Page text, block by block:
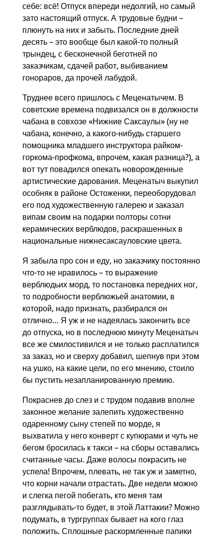
себе: всё! Отпуск впереди недолгий, но самый
зато настоящий отпуск. А трудовые будни –
плюнуть на них и забыть. Последние дней
десять – это вообще был какой-то полный
трындец, с бесконечной беготней по
заказчикам, сдачей работ, выбиванием
гонораров, да прочей лабудой.
Труднее всего пришлось с Меценатычем. В
советские времена подвизался он в должности
чабана в совхозе «Нижние Саксаулы» (ну не
чабана, конечно, а какого-нибудь старшего
помощника младшего инструктора райком-
горкома-профкома, впрочем, какая разница?), а
вот тут повадился опекать новорожденные
артистические дарования. Меценатыч выкупил
особняк в районе Остоженки, переоборудовал
его под художественную галерею и заказал
випам своим на подарки полторы сотни
керамических верблюдов, раскрашенных в
национальные нижнесаксауловские цвета.
Я забыла про сон и еду, но заказчику постоянно
что-то не нравилось – то выражение
верблюдьих морд, то постановка передних ног,
то подробности верблюжьей анатомии, в
которой, надо признать, разбирался он
отлично… Я уж и не надеялась закончить все
до отпуска, но в последнюю минуту Меценатыч
все же смилостивился и не только расплатился
за заказ, но и сверху добавил, шепнув при этом
на ушко, на какие цели, по его мнению, стоило
бы пустить незапланированную премию.
Покраснев до слез и с трудом подавив вполне
законное желание залепить художественно
одаренному сыну степей по морде, я
выхватила у него конверт с купюрами и чуть не
бегом бросилась к такси – на сборы оставались
считанные часы. Даже волосы покрасить не
успела! Впрочем, плевать, не так уж и заметно,
что корни начали отрастать. Две недели можно
и слегка пегой побегать, кто меня там
разглядывать-то будет, в этой Латтакии? Можно
подумать, в тургруппах бывает на кого глаз
положить. Сплошные раскормленные папики